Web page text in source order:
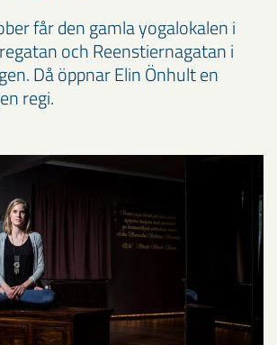
får den gamla yogalokalen i
och Reenstiernagatan i
Då öppnar Elin Önhult en
regi.